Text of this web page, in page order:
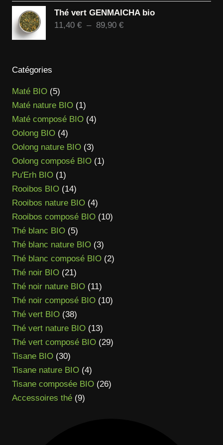
prix :
Thé vert GENMAICHA bio
11,40 € – 89,90 €Plage
Catégories
Maté BIO 55
produits
Maté nature BIO 11
produit
Maté composé BIO 44
Oolong BIO 44
produits
Oolong nature BIO 33
produits
Oolong composé BIO 11
Pu'Erh BIO 11
produit
Rooibos BIO 1414
produits
Rooibos nature BIO 44
produits
Rooibos composé BIO 1010
Thé blanc BIO 55
produits
Thé blanc nature BIO 33
produits
Thé blanc composé BIO 22
Thé noir BIO 2121
produits
Thé noir nature BIO 1111
produits
Thé noir composé BIO 1010
Thé vert BIO 3838
produits
Thé vert nature BIO 1313
produits
Thé vert composé BIO 2929
Tisane BIO 3030
produits
Tisane nature BIO 44
produits
Tisane composée BIO 2626
Accessoires thé 99